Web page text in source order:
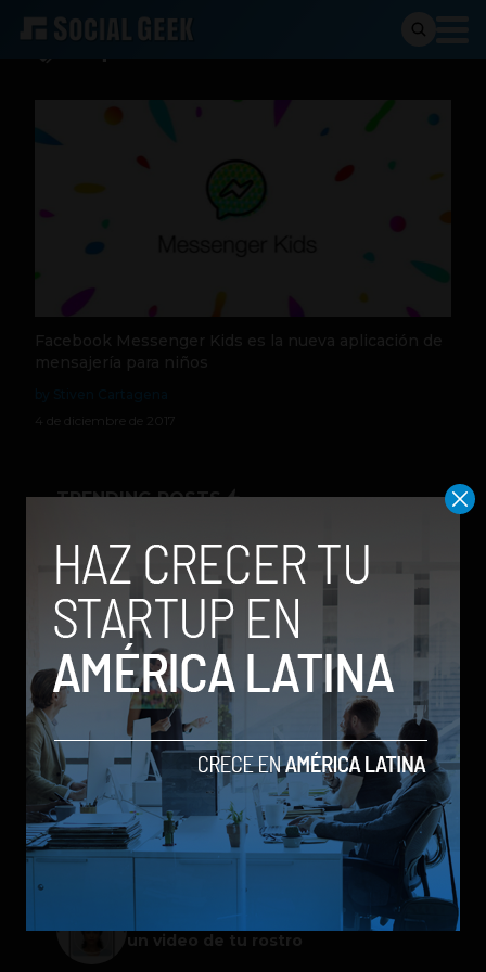
Facebook Messenger Kids es la nueva aplicación de
mensajería para niños
4 de diciembre de 2017
TRENDING POSTS
con modelos enfocados en IA
generativa de imágenes
ChatGPT Work: el nuevo asistente
de OpenAI que promete mejorar la
productividad laboral
Spotify extiende las cuentas
gestionadas para menores a su plan
gratuito en seis países
Galaxy Z Flip8: el plegable compacto
de Samsung se renueva con más
pantalla, mejor cámara e IA
Google permitirá iniciar sesión con
un video de tu rostro